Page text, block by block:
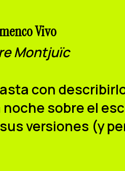
Vivo
Montjuïc
con
sobre el
versiones (y